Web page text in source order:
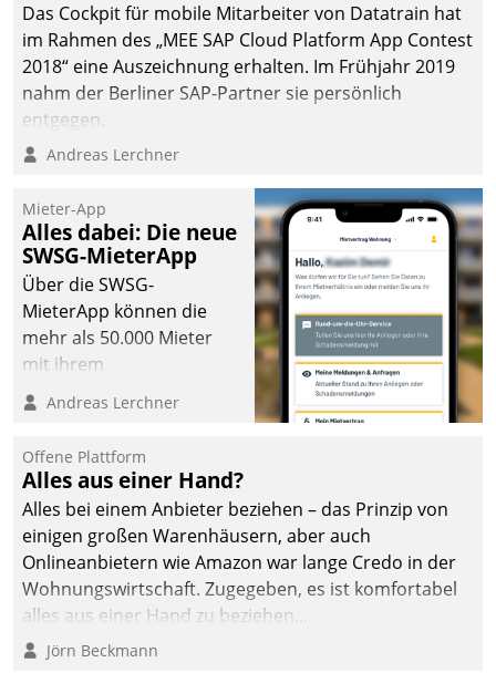
Das Cockpit für mobile Mitarbeiter von Datatrain hat
im Rahmen des „MEE SAP Cloud Platform App Contest
2018“ eine Auszeichnung erhalten. Im Frühjahr 2019
nahm der Berliner SAP-Partner sie persönlich
entgegen.
Andreas Lerchner
Mieter-App
Alles dabei: Die neue
SWSG-MieterApp
Über die SWSG-
MieterApp können die
mehr als 50.000 Mieter
mit ihrem
Wohnungsunternehmen
kommunizieren, auf dem
einsehen und ändern
oder
Schadensmeldungen
abgeben – rund um die
Uhr.
Andreas Lerchner
Offene Plattform
Alles aus einer Hand?
Alles bei einem Anbieter beziehen – das Prinzip von
einigen großen Warenhäusern, aber auch
Onlineanbietern wie Amazon war lange Credo in der
Wohnungswirtschaft. Zugegeben, es ist komfortabel
alles aus einer Hand zu beziehen...
Jörn Beckmann